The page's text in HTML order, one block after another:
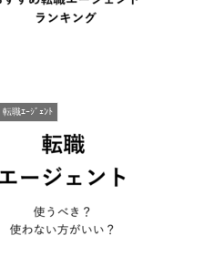
職ｴｰｼﾞｪﾝﾄ